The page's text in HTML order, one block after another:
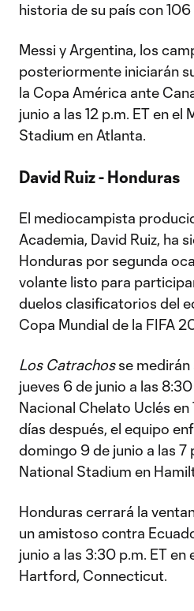
historia de su país con 106
Messi y Argentina, los
posteriormente iniciarán
la Copa América ante
junio a las 12 p.m. ET en el
Stadium en Atlanta.
David Ruiz - Honduras
El mediocampista
Academia, David Ruiz, ha
Honduras por segunda
volante listo para
duelos clasificatorios del
Copa Mundial de la FIFA
Los Catrachosse medirán
jueves 6 de junio a las
Nacional Chelato Uclés en
días después, el equipo
domingo 9 de junio a las 7
National Stadium en
Honduras cerrará la
un amistoso contra
junio a las 3:30 p.m. ET en
Hartford, Connecticut.